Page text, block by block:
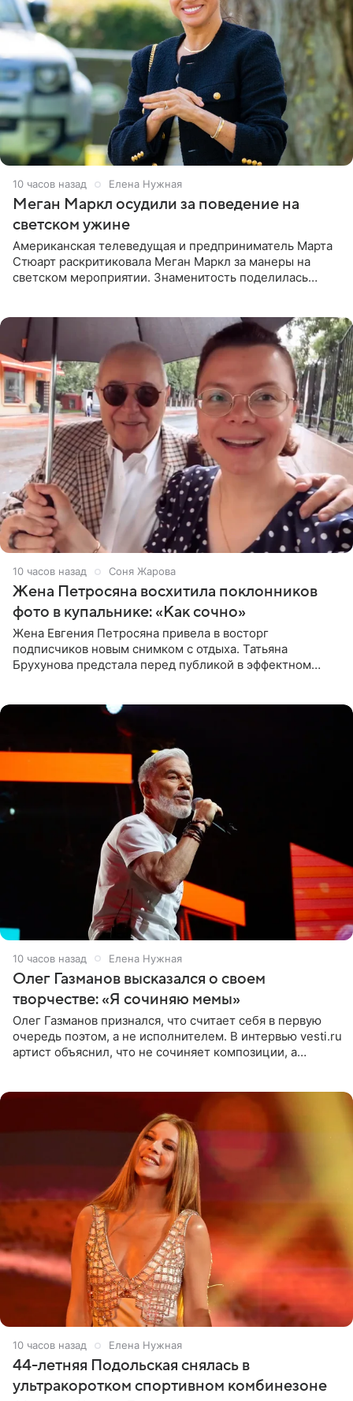
10 часов назад Елена Нужная
Меган Маркл осудили за поведение на
светском ужине
Американская телеведущая и предприниматель Марта
Стюарт раскритиковала Меган Маркл за манеры на
светском мероприятии. Знаменитость поделилась
10 часов назад Соня Жарова
Жена Петросяна восхитила поклонников
фото в купальнике: «Как сочно»
Жена Евгения Петросяна привела в восторг
подписчиков новым снимком с отдыха. Татьяна
Брухунова предстала перед публикой в эффектном
10 часов назад Елена Нужная
Олег Газманов высказался о своем
творчестве: «Я сочиняю мемы»
Олег Газманов признался, что считает себя в первую
очередь поэтом, а не исполнителем. В интервью vesti.ru
артист объяснил, что не сочиняет композиции, а
10 часов назад Елена Нужная
44-летняя Подольская снялась в
ультракоротком спортивном комбинезоне